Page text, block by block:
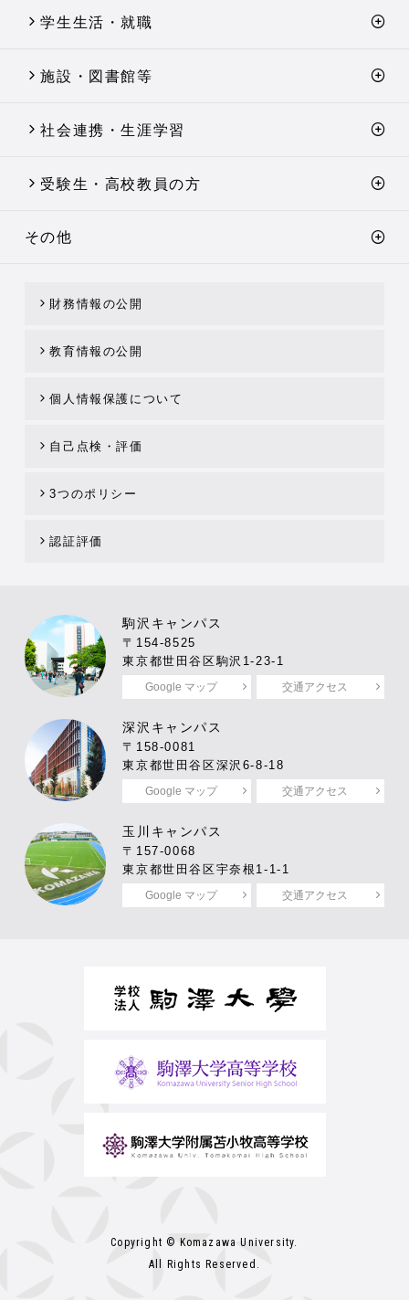
学生生活・就職
施設・図書館等
社会連携・生涯学習
受験生・高校教員の方
その他
財務情報の公開
教育情報の公開
個人情報保護について
自己点検・評価
3つのポリシー
認証評価
駒沢キャンパス
〒154-8525
東京都世田谷区駒沢1-23-1
Google マップ 交通アクセス
深沢キャンパス
〒158-0081
東京都世田谷区深沢6-8-18
Google マップ 交通アクセス
玉川キャンパス
〒157-0068
東京都世田谷区宇奈根1-1-1
Google マップ 交通アクセス
Copyright © Komazawa University.
All Rights Reserved.